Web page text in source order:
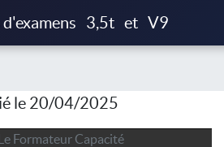
d'examens 3,5t et V9
le 20/04/2025
Formateur Capacité